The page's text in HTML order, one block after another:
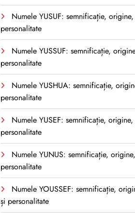
Numele YUSUF: semnificație,
personalitate
Numele YUSSUF: semnificație,
personalitate
Numele YUSHUA: semnificație,
personalitate
Numele YUSEF: semnificație, origine,
personalitate
Numele YUNUS: semnificație,
personalitate
Numele YOUSSEF: semnificație,
și personalitate